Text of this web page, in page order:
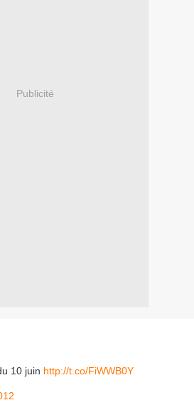
Publicité
10 juin http://t.co/FiWWB0Y